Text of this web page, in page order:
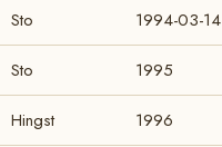
Sto 1994-03-14
Sto 1995
Hingst 1996